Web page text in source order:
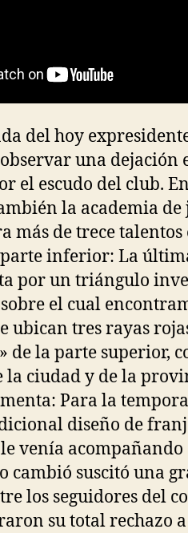
del hoy
una dejación
el escudo del club.
la academia de
más de trece talentos
inferior: La
por un triángulo
el cual
ubican tres rayas
de la parte superior,
la ciudad y de la
Para la
diseño de
venía
cambió suscitó una
los seguidores del
su total rechazo